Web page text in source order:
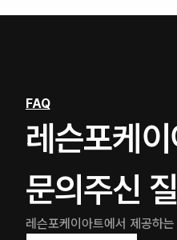
FAQ
레슨포케
문의주신
레슨포케이아트에서 제공하